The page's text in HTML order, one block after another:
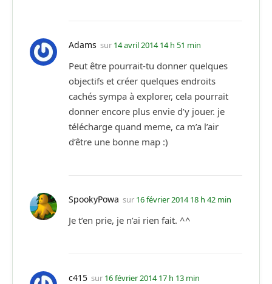
Adams sur 14 avril 2014 14 h 51 min
Peut être pourrait-tu donner quelques
objectifs et créer quelques endroits
cachés sympa à explorer, cela pourrait
donner encore plus envie d’y jouer. je
télécharge quand meme, ca m’a l’air
d’être une bonne map :)
SpookyPowa sur 16 février 2014 18 h 42 min
Je t’en prie, je n’ai rien fait. ^^
c415 sur 16 février 2014 17 h 13 min